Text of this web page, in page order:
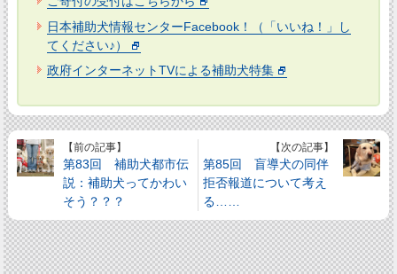
日本補助犬情報センターFacebook！（「いいね！」し
てください♪）
政府インターネットTVによる補助犬特集
【前の記事】
第83回 補助犬都市伝
説：補助犬ってかわい
そう？？？
【次の記事】
第85回 盲導犬の同伴
拒否報道について考え
る……